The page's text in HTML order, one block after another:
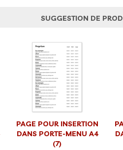
SUGGESTION DE
PAGE POUR INSERTION
DANS PORTE-MENU A4
(7)